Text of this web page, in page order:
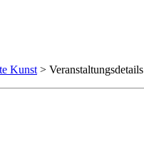
Kunst > Veranstaltungsdetails